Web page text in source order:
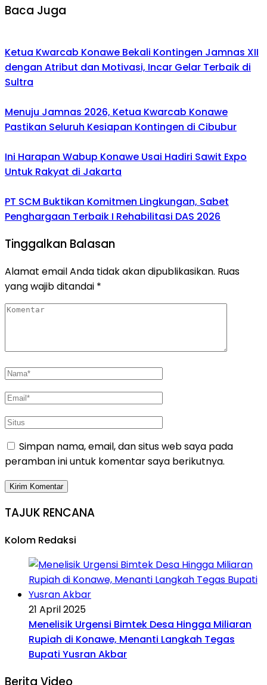
Baca Juga
Ketua Kwarcab Konawe Bekali Kontingen Jamnas XII
dengan Atribut dan Motivasi, Incar Gelar Terbaik di
Sultra
Menuju Jamnas 2026, Ketua Kwarcab Konawe
Pastikan Seluruh Kesiapan Kontingen di Cibubur
Ini Harapan Wabup Konawe Usai Hadiri Sawit Expo
Untuk Rakyat di Jakarta
PT SCM Buktikan Komitmen Lingkungan, Sabet
Penghargaan Terbaik I Rehabilitasi DAS 2026
Tinggalkan Balasan
Alamat email Anda tidak akan dipublikasikan. Ruas
yang wajib ditandai *
Simpan nama, email, dan situs web saya pada
peramban ini untuk komentar saya berikutnya.
TAJUK RENCANA
Kolom Redaksi
21 April 2025
Menelisik Urgensi Bimtek Desa Hingga Miliaran
Rupiah di Konawe, Menanti Langkah Tegas
Bupati Yusran Akbar
Berita Video